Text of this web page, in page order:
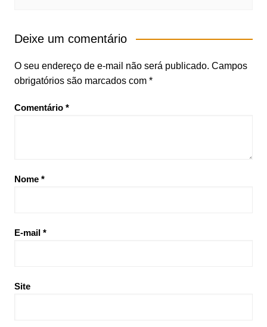
Deixe um comentário
O seu endereço de e-mail não será publicado. Campos
obrigatórios são marcados com *
Comentário *
Nome *
E-mail *
Site